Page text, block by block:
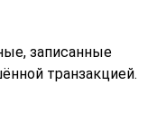
записанные
транзакцией.